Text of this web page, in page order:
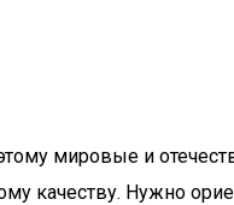
мировые и
качеству. Нужно